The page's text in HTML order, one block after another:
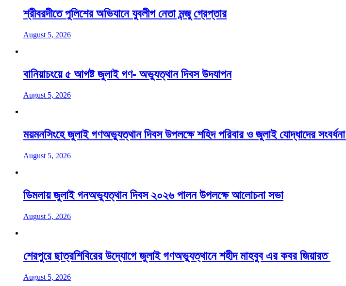
শ্রীবরদীতে পুলিশের অভিযানে যুবলীগ নেতা মন্জু গ্রেপ্তার
August 5, 2026
বানিয়াচংয়ে ৫ আগষ্ট জুলাই গণ- অভ্যুত্থান দিবস উদযাপন
August 5, 2026
ময়মনসিংহে জুলাই গণঅভ্যুত্থান দিবস উপলক্ষে শহিদ পরিবার ও জুলাই যোদ্ধাদের সংবর্ধনা
August 5, 2026
ডিমলায় জুলাই গনঅভ্যুত্থান দিবস ২০২৬ পালন উপলক্ষে আলোচনা সভা
August 5, 2026
শেরপুরে ছাত্রশিবিরের উদ্যোগে জুলাই গণঅভ্যুত্থানে শহীদ মাহবুব এর কবর জিয়ারত
August 5, 2026